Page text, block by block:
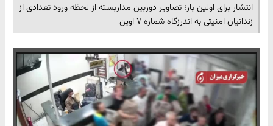
انتشار برای اولین بار؛ تصاویر دوربین مداربسته از لحظه ورود تعدادی از
زندانیان امنیتی به اندرزگاه شماره ۷ اوین